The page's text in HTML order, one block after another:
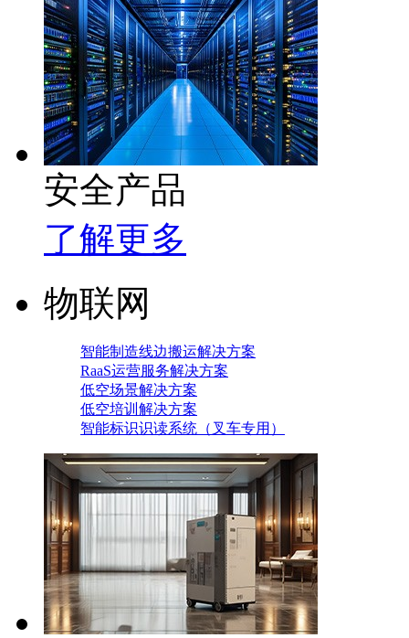
安全产品
了解更多
物联网
智能制造线边搬运解决方案
RaaS运营服务解决方案
低空场景解决方案
低空培训解决方案
智能标识识读系统（叉车专用）